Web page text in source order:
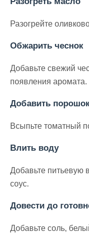
Разогрейте
Обжарить чеснок
Добавьте свежий
появления аромата.
Добавить
Всыпьте томатный
Влить воду
Добавьте питьевую
соус.
Довести до
Добавьте соль,